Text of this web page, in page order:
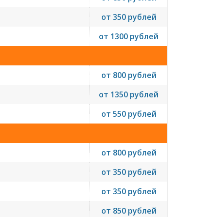
от 350 рублей
от 1300 рублей
от 800 рублей
от 1350 рублей
от 550 рублей
от 800 рублей
от 350 рублей
от 350 рублей
от 850 рублей